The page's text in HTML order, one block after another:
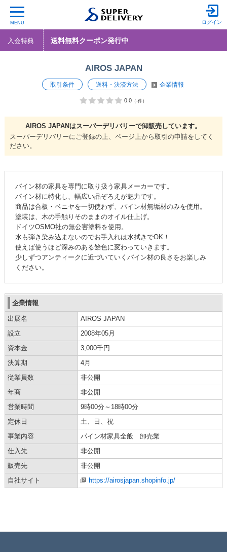
MENU ログイン
入会特典 送料無料クーポン発行中
AIROS JAPAN
取引条件 送料・決済方法 企業情報
0.0（-件）
AIROS JAPANはスーパーデリバリーで卸販売しています。
スーパーデリバリーにご登録の上、ページ上から取引の申請をしてく
ださい。
パイン材の家具を専門に取り扱う家具メーカーです。
パイン材に特化し、幅広い品ぞろえが魅力です。
商品は合板・ベニヤを一切使わず、パイン材無垢材のみを使用。
塗装は、木の手触りそのままのオイル仕上げ。
ドイツOSMO社の無公害塗料を使用。
水も弾き染み込まないのでお手入れは水拭きでOK！
使えば使うほど深みのある飴色に変わっていきます。
少しずつアンティークに近づいていくパイン材の良さをお楽しみ
ください。
企業情報
出展名
AIROS JAPAN
設立
2008年05月
資本金
3,000千円
決算期
4月
従業員数
非公開
年商
非公開
営業時間
9時00分～18時00分
定休日
土、日、祝
事業内容
パイン材家具全般 卸売業
仕入先
非公開
販売先
非公開
自社サイト
https://airosjapan.shopinfo.jp/